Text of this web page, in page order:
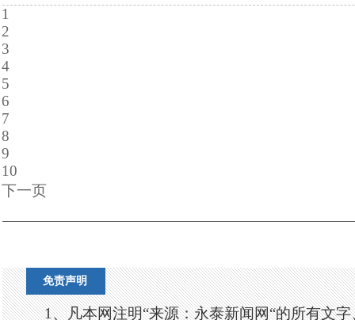
1
2
3
4
5
6
7
8
9
10
下一页
免责声明
1、凡本网注明“来源：永泰新闻网“的所有文